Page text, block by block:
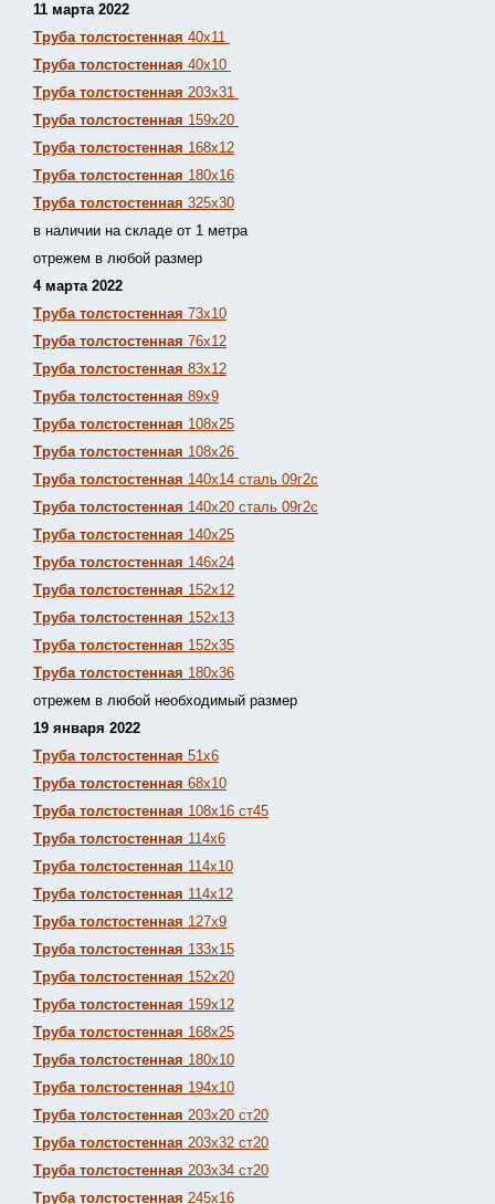
11 марта 2022
Труба толстостенная 40х11
Труба толстостенная 40х10
Труба толстостенная 203х31
Труба толстостенная 159х20
Труба толстостенная 168х12
Труба толстостенная 180х16
Труба толстостенная 325х30
в наличии на складе от 1 метра
отрежем в любой размер
4 марта 2022
Труба толстостенная 73х10
Труба толстостенная 76х12
Труба толстостенная 83х12
Труба толстостенная 89х9
Труба толстостенная 108х25
Труба толстостенная 108х26
Труба толстостенная 140х14 сталь 09г2с
Труба толстостенная 140х20 сталь 09г2с
Труба толстостенная 140х25
Труба толстостенная 146х24
Труба толстостенная 152х12
Труба толстостенная 152х13
Труба толстостенная 152х35
Труба толстостенная 180х36
отрежем в любой необходимый размер
19 января 2022
Труба толстостенная 51х6
Труба толстостенная 68х10
Труба толстостенная 108х16 ст45
Труба толстостенная 114х6
Труба толстостенная 114х10
Труба толстостенная 114х12
Труба толстостенная 127х9
Труба толстостенная 133х15
Труба толстостенная 152х20
Труба толстостенная 159х12
Труба толстостенная 168х25
Труба толстостенная 180х10
Труба толстостенная 194х10
Труба толстостенная 203х20 ст20
Труба толстостенная 203х32 ст20
Труба толстостенная 203х34 ст20
Труба толстостенная 245х16